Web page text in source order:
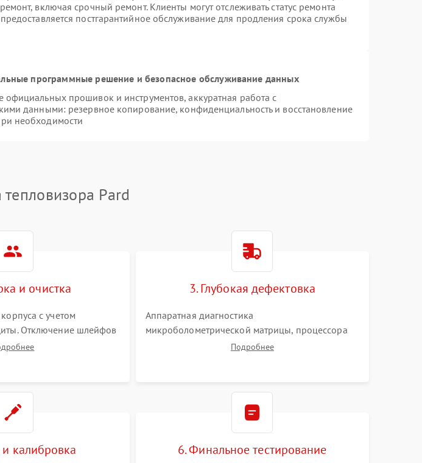
включая срочный ремонт. Клиенты могут отслеживать статус ремонта
постгарантийное обслуживание для продления срока службы
программные решение и безопасное обслуживание данных
официальных прошивок и инструментов, аккуратная работа с
данными: резервное копирование, конфиденциальность и восстановление
необходимости
Pard
и очистка
с учетом
Отключение шлейфов
внутренних плат от
3. Глубокая дефектовка
Аппаратная диагностика
микроболометрической матрицы, процессора
обработки изображений и цепей питания.
Подробнее
калибровка 6. Финальное тестирование